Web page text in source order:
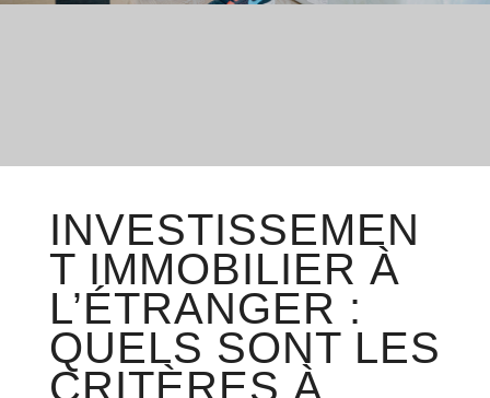
INVESTISSEMEN
T IMMOBILIER À
L’ÉTRANGER :
QUELS SONT LES
CRITÈRES À